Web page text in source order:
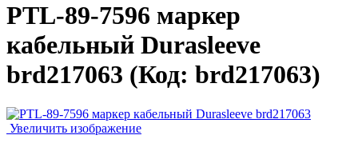
PTL-89-7596 маркер
кабельный Durasleeve
brd217063 (Код: brd217063)
Увеличить изображение